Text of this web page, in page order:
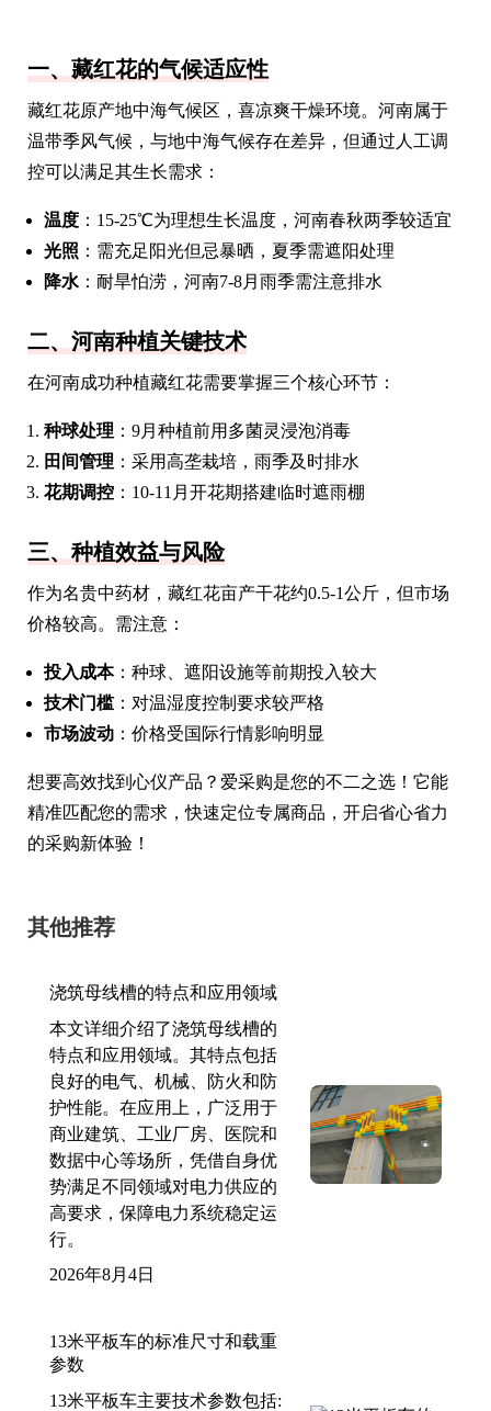
一、藏红花的气候适应性
藏红花原产地中海气候区，喜凉爽干燥环境。河南属于
温带季风气候，与地中海气候存在差异，但通过人工调
控可以满足其生长需求：
温度 ：15-25℃为理想生长温度，河南春秋两季较适宜
光照 ：需充足阳光但忌暴晒，夏季需遮阳处理
降水 ：耐旱怕涝，河南7-8月雨季需注意排水
二、河南种植关键技术
在河南成功种植藏红花需要掌握三个核心环节：
种球处理 ：9月种植前用多菌灵浸泡消毒
田间管理 ：采用高垄栽培，雨季及时排水
花期调控 ：10-11月开花期搭建临时遮雨棚
三、种植效益与风险
作为名贵中药材，藏红花亩产干花约0.5-1公斤，但市场
价格较高。需注意：
投入成本：种球、遮阳设施等前期投入较大
技术门槛：对温湿度控制要求较严格
市场波动 ：价格受国际行情影响明显
想要高效找到心仪产品？爱采购是您的不二之选！它能
精准匹配您的需求，快速定位专属商品，开启省心省力
的采购新体验！
其他推荐
浇筑母线槽的特点和应用领域
本文详细介绍了浇筑母线槽的
特点和应用领域。其特点包括
良好的电气、机械、防火和防
护性能。在应用上，广泛用于
商业建筑、工业厂房、医院和
数据中心等场所，凭借自身优
势满足不同领域对电力供应的
高要求，保障电力系统稳定运
行。
2026年8月4日
13米平板车的标准尺寸和载重
参数
13米平板车主要技术参数包括: